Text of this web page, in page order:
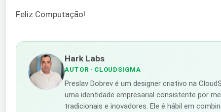
Feliz Computação!
Hark Labs
AUTOR · CLOUDSIGMA
Preslav Dobrev é um designer criativo na
uma identidade empresarial consistente por
tradicionais e inovadores. Ele é hábil em